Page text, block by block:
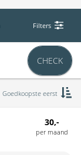
Filters
CHECK
Goedkoopste eerst
30,-
per maand